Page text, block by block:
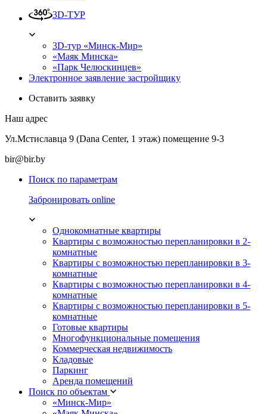
3D-ТУР
3D-тур «Минск-Мир»
«Маяк Минска»
«Парк Челюскинцев»
Электронное заявление застройщику
Оставить заявку
Наш адрес
Ул.Мстиславца 9 (Dana Center, 1 этаж) помещение 9-3
bir@bir.by
Поиск по параметрам
Забронировать online
Однокомнатные квартиры
Квартиры с возможностью перепланировки в 2-
комнатные
Квартиры с возможностью перепланировки в 3-
комнатные
Квартиры с возможностью перепланировки в 4-
комнатные
Квартиры с возможностью перепланировки в 5-
комнатные
Готовые квартиры
Многофункциональные помещения
Коммерческая недвижимость
Кладовые
Паркинг
Аренда помещений
Поиск по объектам
«Минск-Мир»